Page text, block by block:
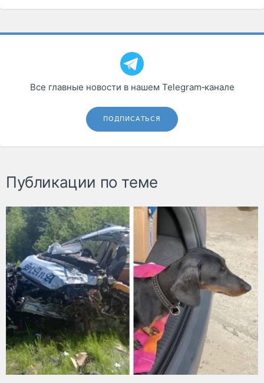
Все главные новости в нашем Telegram‑канале
ПОДПИСАТЬСЯ
Публикации по теме